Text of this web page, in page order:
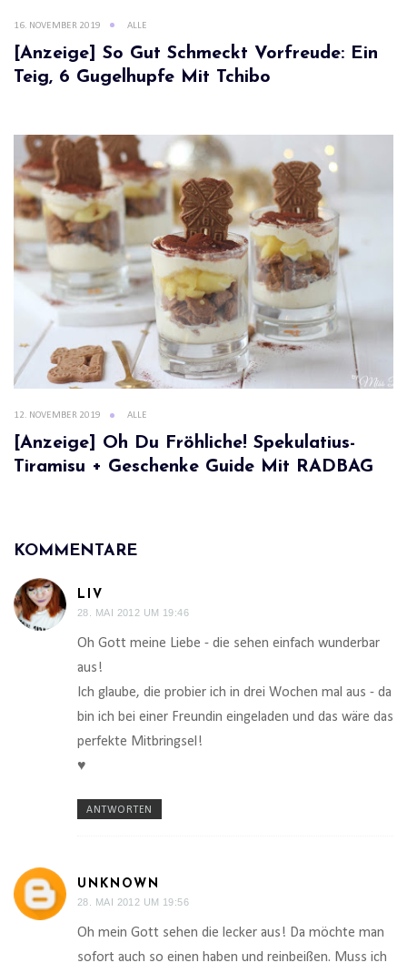
16. NOVEMBER 2019 ALLE
[Anzeige] So Gut Schmeckt Vorfreude: Ein
Teig, 6 Gugelhupfe Mit Tchibo
12. NOVEMBER 2019 ALLE
[Anzeige] Oh Du Fröhliche! Spekulatius-
Tiramisu + Geschenke Guide Mit RADBAG
KOMMENTARE
LIV
28. MAI 2012 UM 19:46
Oh Gott meine Liebe - die sehen einfach wunderbar
aus!
Ich glaube, die probier ich in drei Wochen mal aus - da
bin ich bei einer Freundin eingeladen und das wäre das
perfekte Mitbringsel!
♥
ANTWORTEN
UNKNOWN
28. MAI 2012 UM 19:56
Oh mein Gott sehen die lecker aus! Da möchte man
sofort auch so einen haben und reinbeißen. Muss ich